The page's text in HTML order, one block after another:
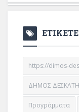
https://dimos-
ΔΗΜΟΣ
Προγράμματα